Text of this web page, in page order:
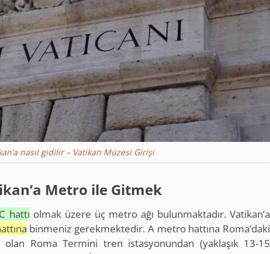
nasıl gidilir – Vatikan Müzesi Girişi
Metro ile Gitmek
hattı olmak üzere üç metro ağı bulunmaktadır. Vatikan’a
binmeniz gerekmektedir. A metro hattına Roma’daki
olan Roma Termini tren istasyonundan (yaklaşık 13-15